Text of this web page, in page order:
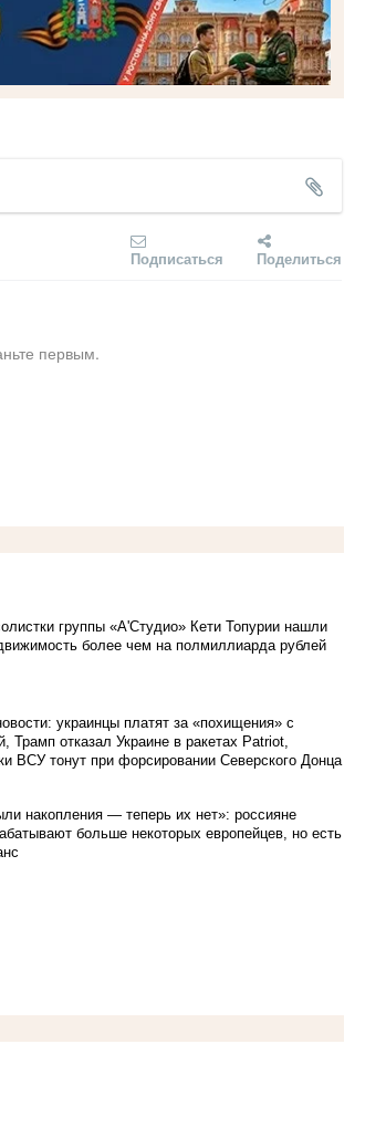
Подписаться Поделиться
первым.
группы «А'Студио» Кети Топурии нашли
более чем на полмиллиарда рублей
украинцы платят за «похищения» с
Трамп отказал Украине в ракетах Patriot,
ВСУ тонут при форсировании Северского Донца
накопления — теперь их нет»: россияне
больше некоторых европейцев, но есть